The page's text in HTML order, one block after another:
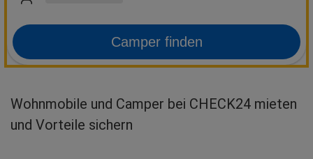
Camper finden
Wohnmobile und Camper bei CHECK24 mieten
und Vorteile sichern